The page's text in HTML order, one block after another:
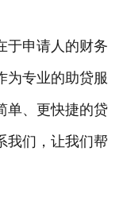
于申请人的财务
为专业的助贷服
单、更快捷的贷
我们，让我们帮